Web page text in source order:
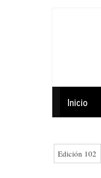
Inicio
Edición 102